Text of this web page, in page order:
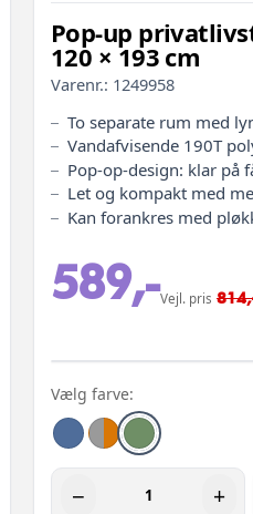
Pop-up
120 × 193 cm
Varenr.: 1249958
To separate rum med
Vandafvisende 190T
Pop-op-design: klar på
Let og kompakt med
Kan forankres med
589,-Vejl. pris
Vælg farve:
− +